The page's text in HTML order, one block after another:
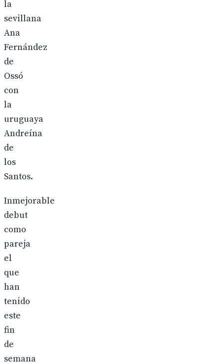
la
sevillana
Ana
Fernández
de
Ossó
con
la
uruguaya
Andreína
de
los
Santos.
Inmejorable
debut
como
pareja
el
que
han
tenido
este
fin
de
semana